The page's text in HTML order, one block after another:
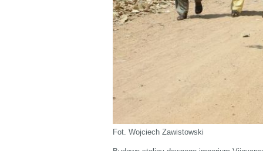
Fot. Wojciech Zawistowski